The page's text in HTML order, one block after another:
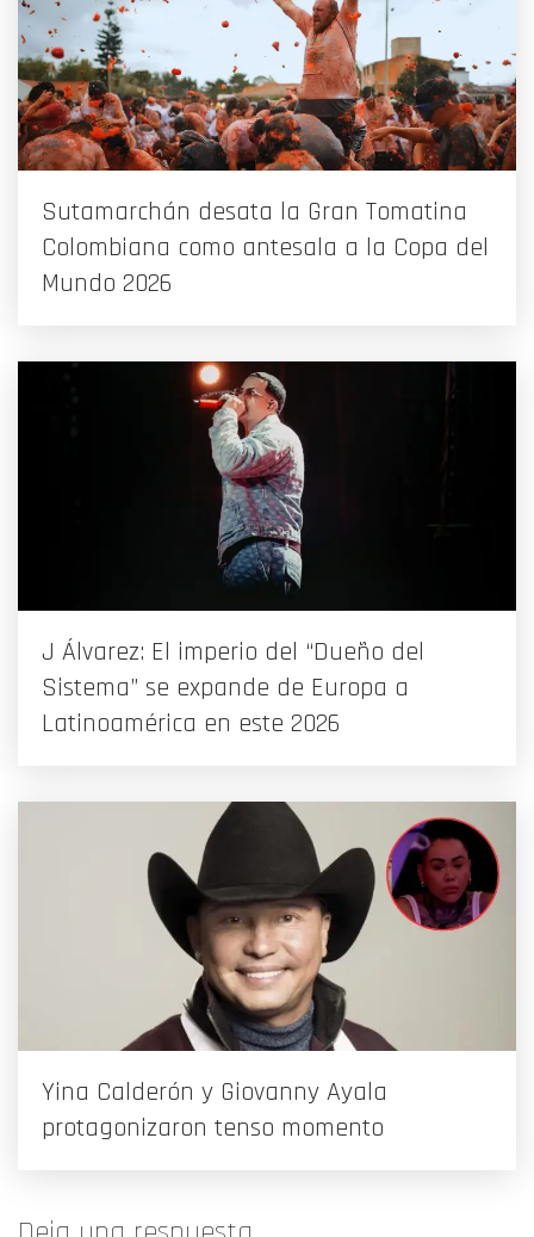
Sutamarchán desata la Gran Tomatina
Colombiana como antesala a la Copa del
Mundo 2026
J Álvarez: El imperio del “Dueño del
Sistema” se expande de Europa a
Latinoamérica en este 2026
Yina Calderón y Giovanny Ayala
protagonizaron tenso momento